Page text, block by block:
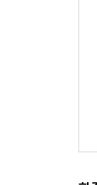
AI
어
나